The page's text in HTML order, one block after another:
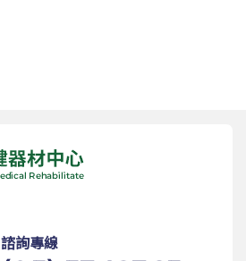
諮詢專線